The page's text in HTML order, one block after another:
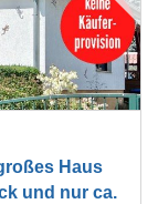
Haus
und nur ca.